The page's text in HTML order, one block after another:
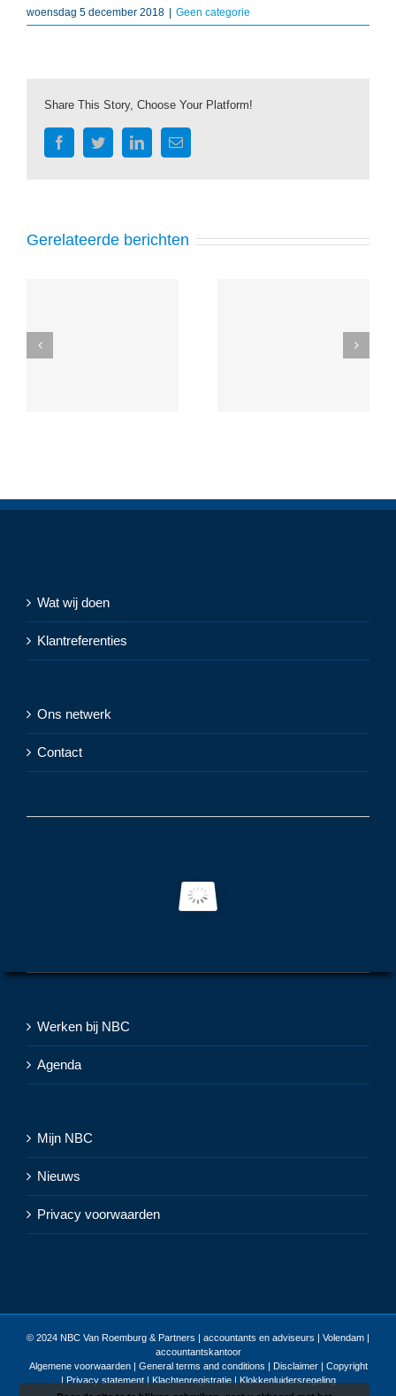
woensdag 5 december 2018 Geen categorie
Share This Story, Choose Your Platform!
FacebookTwitterLinkedIn
E-
mail
Gerelateerde berichten
Wat wij doen
Klantreferenties
Ons netwerk
Contact
Werken bij NBC
Agenda
Mijn NBC
Nieuws
Privacy voorwaarden
© 2024 NBC Van Roemburg & Partners | accountants en adviseurs | Volendam |
accountantskantoor
Algemene voorwaarden| General terms and conditions
Disclaimer | Copyright
| Privacy statement|Klachtenregistratie|Klokkenluidersregeling